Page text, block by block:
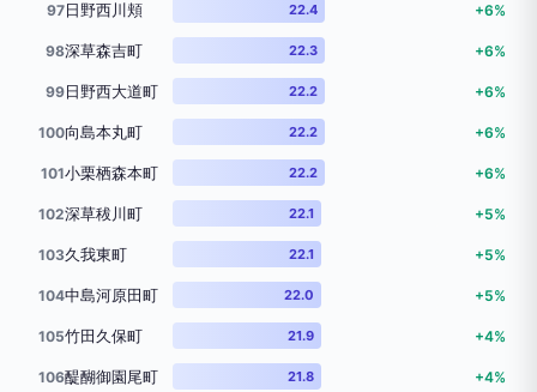
97日野西川頬 22.4 +6%
98深草森吉町 22.3 +6%
99日野西大道町 22.2 +6%
100向島本丸町 22.2 +6%
101小栗栖森本町 22.2 +6%
102深草秡川町 22.1 +5%
103久我東町 22.1 +5%
104中島河原田町 22.0 +5%
105竹田久保町 21.9 +4%
106醍醐御園尾町 21.8 +4%